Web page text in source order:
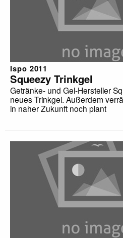
Ispo 2011
Squeezy Trinkgel
Getränke- und Gel-Hersteller
neues Trinkgel. Außerdem
in naher Zukunft noch plant